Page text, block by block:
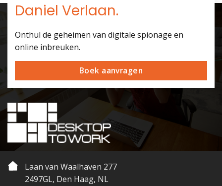
Daniel Verlaan.
Onthul de geheimen van digitale spionage en
online inbreuken.
Boek aanvragen
Laan van Waalhaven 277
2497GL, Den Haag, NL